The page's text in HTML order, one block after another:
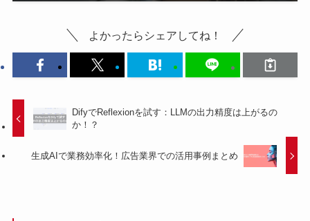
よかったらシェアしてね！
DifyでReflexionを試す：LLMの出力精度は上がるの
か！？
生成AIで業務効率化！広告業界での活用事例まとめ